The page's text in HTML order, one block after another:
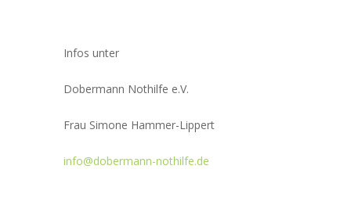
Infos unter
Dobermann Nothilfe e.V.
Frau Simone Hammer-Lippert
info@dobermann-nothilfe.de